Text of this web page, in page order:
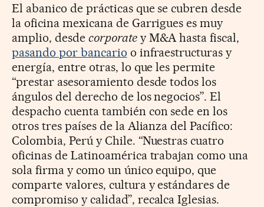
El abanico de prácticas que se cubren desde
la oficina mexicana de Garrigues es muy
amplio, desde corporatey M&A hasta fiscal,
pasando por bancario o infraestructuras y
energía, entre otras, lo que les permite
“prestar asesoramiento desde todos los
ángulos del derecho de los negocios”. El
despacho cuenta también con sede en los
otros tres países de la Alianza del Pacífico:
Colombia, Perú y Chile. “Nuestras cuatro
oficinas de Latinoamérica trabajan como una
sola firma y como un único equipo, que
comparte valores, cultura y estándares de
compromiso y calidad”, recalca Iglesias.